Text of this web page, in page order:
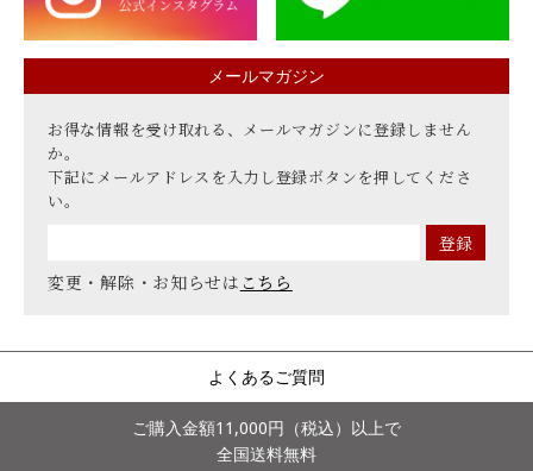
メールマガジン
お得な情報を受け取れる、メールマガジンに登録しません
か。
下記にメールアドレスを入力し登録ボタンを押してくださ
い。
変更・解除・お知らせは こちら
よくあるご質問
ご購入金額11,000円（税込）以上で
全国送料無料